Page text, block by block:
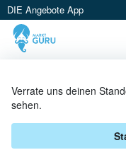
DIE Angebote App
Verrate uns deinen
sehen.
AKTIONEN